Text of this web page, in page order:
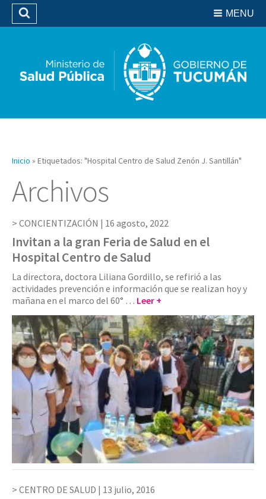
Biblioteca
MENU
Buscar
Inicio » Etiquetados: "Hospital Centro de Salud Zenón J. Santillán"
Archivos
CONCIENTIZACIÓN | 16 agosto, 2022
Invitan a la gran Feria de Salud en el
Hospital Centro de Salud
La directora, doctora Liliana Gordillo, se refirió a las
actividades prevención e información que se realizan hoy y
mañana en el marco del 60° … Leer +
CENTRO DE SALUD | 13 julio, 2016